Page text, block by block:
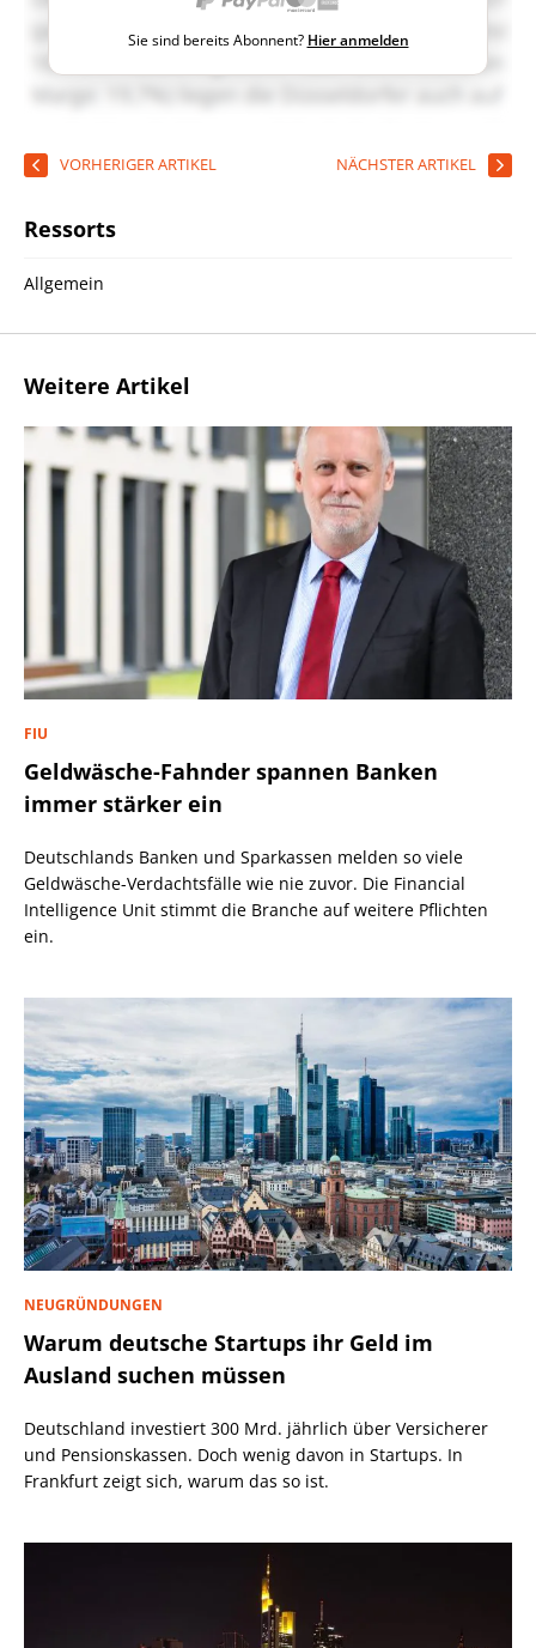
Sie sind bereits Abonnent? Hier anmelden
VORHERIGER ARTIKEL NÄCHSTER ARTIKEL
Ressorts
Allgemein
Weitere Artikel
FIU
Geldwäsche-Fahnder spannen Banken
immer stärker ein
Deutschlands Banken und Sparkassen melden so viele
Geldwäsche-Verdachtsfälle wie nie zuvor. Die Financial
Intelligence Unit stimmt die Branche auf weitere Pflichten
ein.
NEUGRÜNDUNGEN
Warum deutsche Startups ihr Geld im
Ausland suchen müssen
Deutschland investiert 300 Mrd. jährlich über Versicherer
und Pensionskassen. Doch wenig davon in Startups. In
Frankfurt zeigt sich, warum das so ist.